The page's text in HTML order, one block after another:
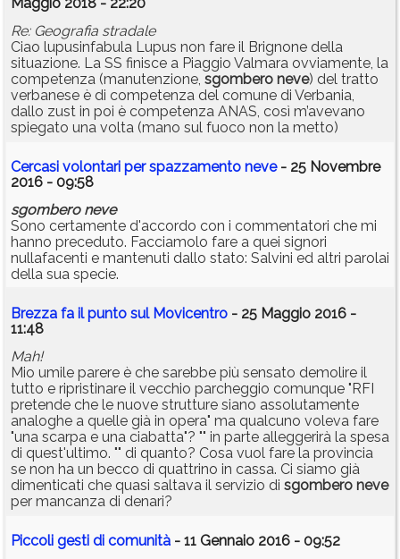
Maggio 2018 - 22:20
Re: Geografia stradale
Ciao lupusinfabula Lupus non fare il Brignone della
situazione. La SS finisce a Piaggio Valmara ovviamente, la
competenza (manutenzione, sgombero neve) del tratto
verbanese è di competenza del comune di Verbania,
dallo zust in poi è competenza ANAS, così m’avevano
spiegato una volta (mano sul fuoco non la metto)
Cercasi volontari per spazzamento neve- 25 Novembre
2016 - 09:58
sgombero neve
Sono certamente d'accordo con i commentatori che mi
hanno preceduto. Facciamolo fare a quei signori
nullafacenti e mantenuti dallo stato: Salvini ed altri parolai
della sua specie.
Brezza fa il punto sul Movicentro - 25 Maggio 2016 -
11:48
Mah!
Mio umile parere è che sarebbe più sensato demolire il
tutto e ripristinare il vecchio parcheggio comunque "RFI
pretende che le nuove strutture siano assolutamente
analoghe a quelle già in opera" ma qualcuno voleva fare
"una scarpa e una ciabatta"? "" in parte alleggerirà la spesa
di quest'ultimo. "" di quanto? Cosa vuol fare la provincia
se non ha un becco di quattrino in cassa. Ci siamo già
dimenticati che quasi saltava il servizio di sgombero neve
per mancanza di denari?
Piccoli gesti di comunità - 11 Gennaio 2016 - 09:52